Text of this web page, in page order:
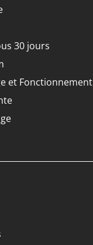
30 jours
et Fonctionnement